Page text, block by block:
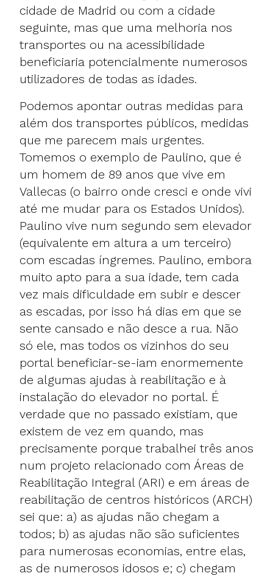
cidade de Madrid ou com a cidade
seguinte, mas que uma melhoria nos
transportes ou na acessibilidade
beneficiaria potencialmente numerosos
utilizadores de todas as idades.
Podemos apontar outras medidas para
além dos transportes públicos, medidas
que me parecem mais urgentes.
Tomemos o exemplo de Paulino, que é
um homem de 89 anos que vive em
Vallecas (o bairro onde cresci e onde vivi
até me mudar para os Estados Unidos).
Paulino vive num segundo sem elevador
(equivalente em altura a um terceiro)
com escadas íngremes. Paulino, embora
muito apto para a sua idade, tem cada
vez mais dificuldade em subir e descer
as escadas, por isso há dias em que se
sente cansado e não desce a rua. Não
só ele, mas todos os vizinhos do seu
portal beneficiar-se-iam enormemente
de algumas ajudas à reabilitação e à
instalação do elevador no portal. É
verdade que no passado existiam, que
existem de vez em quando, mas
precisamente porque trabalhei três anos
num projeto relacionado com Áreas de
Reabilitação Integral (ARI) e em áreas de
reabilitação de centros históricos (ARCH)
sei que: a) as ajudas não chegam a
todos; b) as ajudas não são suficientes
para numerosas economias, entre elas,
as de numerosos idosos e; c) chegam